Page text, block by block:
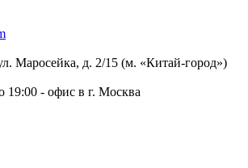
Маросейка, д. 2/15 (м. «Китай-город»)
19:00 - офис в г. Москва